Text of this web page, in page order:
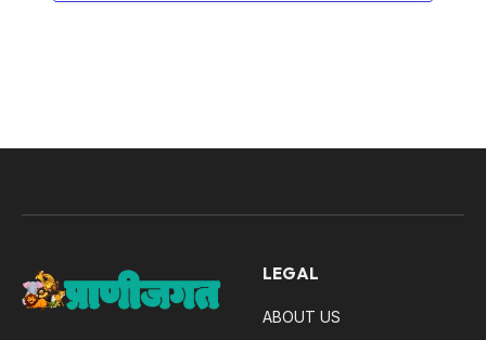
LEGAL
ABOUT US